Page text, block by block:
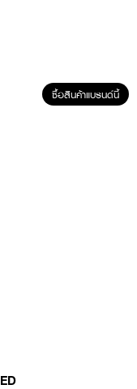
หน้าจนซึมสู่ผิวใช้เป็นประจำทุก
ซื้อสินค้าแบรนด์นี้